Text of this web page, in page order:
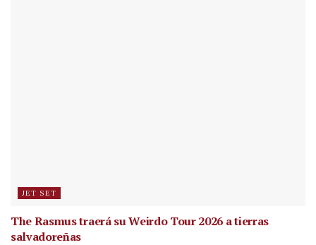
JET SET
The Rasmus traerá su Weirdo Tour 2026 a tierras
salvadoreñas